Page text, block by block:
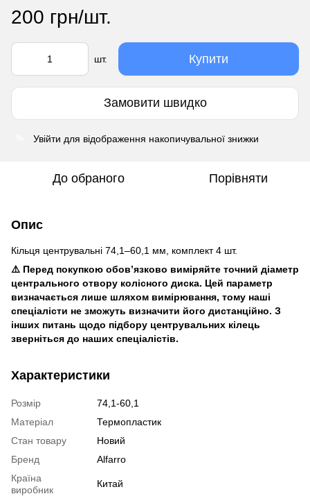
200 грн/шт.
шт. Купити
Замовити швидко
Увійти для відображення накопичувальної знижки
До обраного Порівняти
Опис
Кільця центрувальні 74,1–60,1 мм, комплект 4 шт.
⚠️ Перед покупкою обов’язково виміряйте точний діаметр
центрального отвору колісного диска. Цей параметр
визначається лише шляхом вимірювання, тому наші
спеціалісти не зможуть визначити його дистанційно. З
інших питань щодо підбору центрувальних кілець
зверніться до наших спеціалістів.
Характеристики
Розмір
74,1-60,1
Матеріал
Термопластик
Стан товару
Новий
Бренд
Alfarro
Країна
виробник
Китай